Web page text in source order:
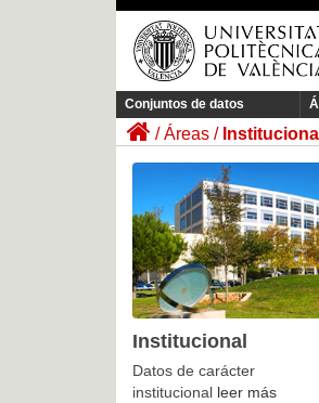
Conjuntos de datos
Áreas Institucional
Institucional
Datos de carácter
institucional leer más